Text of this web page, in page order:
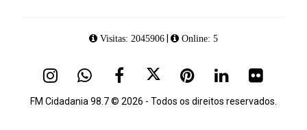
Visitas: 2045906| Online: 5
FM Cidadania 98.7 © 2026 - Todos os direitos reservados.